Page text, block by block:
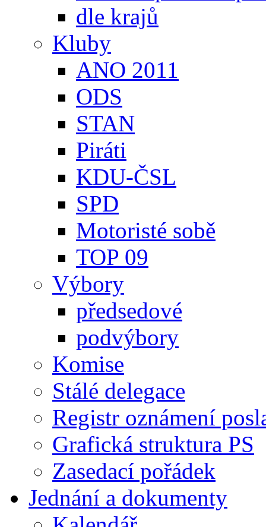
dle krajů
Kluby
ANO 2011
ODS
STAN
Piráti
KDU-ČSL
SPD
Motoristé sobě
TOP 09
Výbory
předsedové
podvýbory
Komise
Stálé delegace
Registr oznámení
Grafická struktura PS
Zasedací pořádek
Jednání a dokumenty